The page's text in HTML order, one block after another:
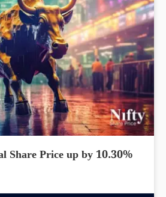
Share Price up by 10.30%